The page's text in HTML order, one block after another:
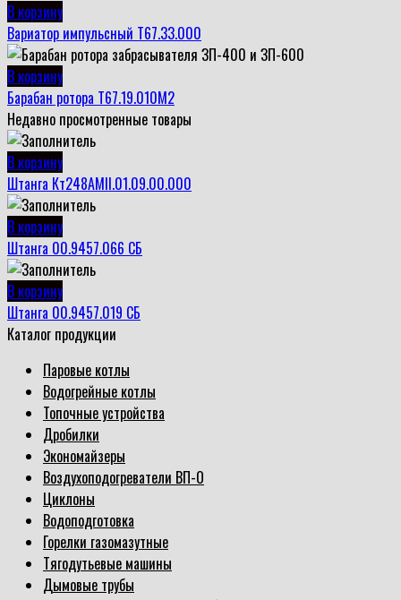
В корзину
Вариатор импульсный Т67.33.000
В корзину
Барабан ротора Т67.19.010М2
Недавно просмотренные товары
В корзину
Штанга Кт248АМII.01.09.00.000
В корзину
Штанга 00.9457.066 СБ
В корзину
Штанга 00.9457.019 СБ
Каталог продукции
Паровые котлы
Водогрейные котлы
Топочные устройства
Дробилки
Экономайзеры
Воздухоподогреватели ВП-О
Циклоны
Водоподготовка
Горелки газомазутные
Тягодутьевые машины
Дымовые трубы